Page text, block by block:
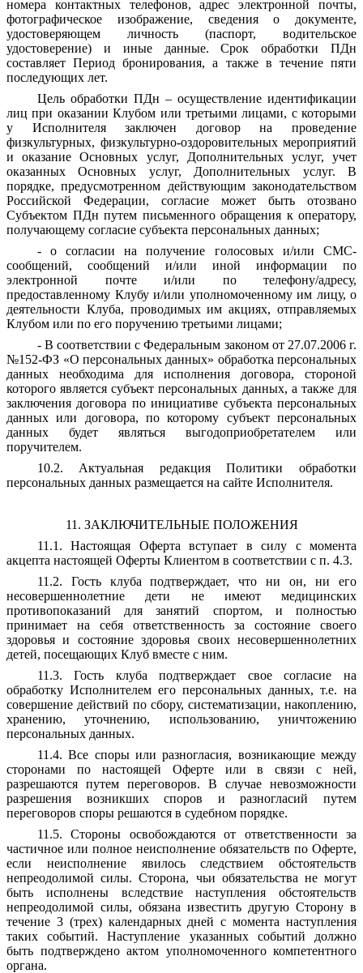
номера контактных телефонов, адрес электронной почты,
фотографическое изображение, сведения о документе,
удостоверяющем личность (паспорт, водительское
удостоверение) и иные данные. Срок обработки ПДн
составляет Период бронирования, а также в течение пяти
последующих лет.
Цель обработки ПДн – осуществление идентификации
лиц при оказании Клубом или третьими лицами, с которыми
у Исполнителя заключен договор на проведение
физкультурных, физкультурно-оздоровительных мероприятий
и оказание Основных услуг, Дополнительных услуг, учет
оказанных Основных услуг, Дополнительных услуг. В
порядке, предусмотренном действующим законодательством
Российской Федерации, согласие может быть отозвано
Субъектом ПДн путем письменного обращения к оператору,
получающему согласие субъекта персональных данных;
- о согласии на получение голосовых и/или СМС-
сообщений, сообщений и/или иной информации по
электронной почте и/или по телефону/адресу,
предоставленному Клубу и/или уполномоченному им лицу, о
деятельности Клуба, проводимых им акциях, отправляемых
Клубом или по его поручению третьими лицами;
- В соответствии с Федеральным законом от 27.07.2006 г.
№152-ФЗ «О персональных данных» обработка персональных
данных необходима для исполнения договора, стороной
которого является субъект персональных данных, а также для
заключения договора по инициативе субъекта персональных
данных или договора, по которому субъект персональных
данных будет являться выгодоприобретателем или
поручителем.
10.2. Актуальная редакция Политики обработки
персональных данных размещается на сайте Исполнителя.
11. ЗАКЛЮЧИТЕЛЬНЫЕ ПОЛОЖЕНИЯ
11.1. Настоящая Оферта вступает в силу с момента
акцепта настоящей Оферты Клиентом в соответствии с п. 4.3.
11.2. Гость клуба подтверждает, что ни он, ни его
несовершеннолетние дети не имеют медицинских
противопоказаний для занятий спортом, и полностью
принимает на себя ответственность за состояние своего
здоровья и состояние здоровья своих несовершеннолетних
детей, посещающих Клуб вместе с ним.
11.3. Гость клуба подтверждает свое согласие на
обработку Исполнителем его персональных данных, т.е. на
совершение действий по сбору, систематизации, накоплению,
хранению, уточнению, использованию, уничтожению
персональных данных.
11.4. Все споры или разногласия, возникающие между
сторонами по настоящей Оферте или в связи с ней,
разрешаются путем переговоров. В случае невозможности
разрешения возникших споров и разногласий путем
переговоров споры решаются в судебном порядке.
11.5. Стороны освобождаются от ответственности за
частичное или полное неисполнение обязательств по Оферте,
если неисполнение явилось следствием обстоятельств
непреодолимой силы. Сторона, чьи обязательства не могут
быть исполнены вследствие наступления обстоятельств
непреодолимой силы, обязана известить другую Сторону в
течение 3 (трех) календарных дней с момента наступления
таких событий. Наступление указанных событий должно
быть подтверждено актом уполномоченного компетентного
органа.